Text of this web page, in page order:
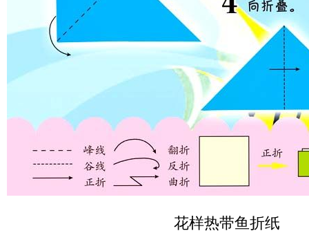
花样热带鱼折纸